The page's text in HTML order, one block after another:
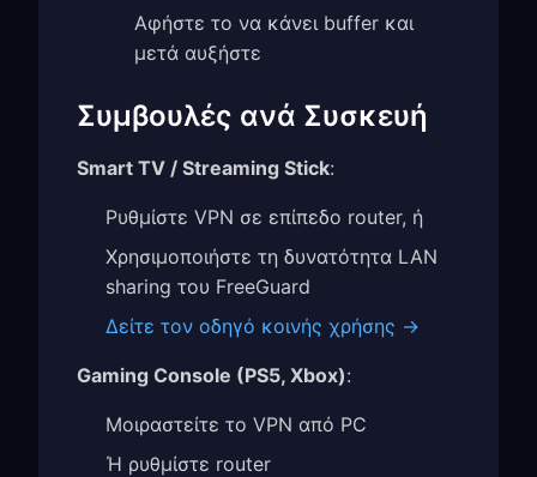
Αφήστε το να κάνει buffer και
μετά αυξήστε
Συμβουλές ανά Συσκευή
Smart TV / Streaming Stick:
Ρυθμίστε VPN σε επίπεδο router, ή
Χρησιμοποιήστε τη δυνατότητα LAN
sharing του FreeGuard
Δείτε τον οδηγό κοινής χρήσης →
Gaming Console (PS5, Xbox):
Μοιραστείτε το VPN από PC
Ή ρυθμίστε router